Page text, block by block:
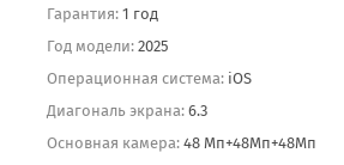
Гарантия: 1 год
Год модели: 2025
Операционная система: iOS
Диагональ экрана: 6.3
Основная камера: 48 Мп+48Мп+48Мп